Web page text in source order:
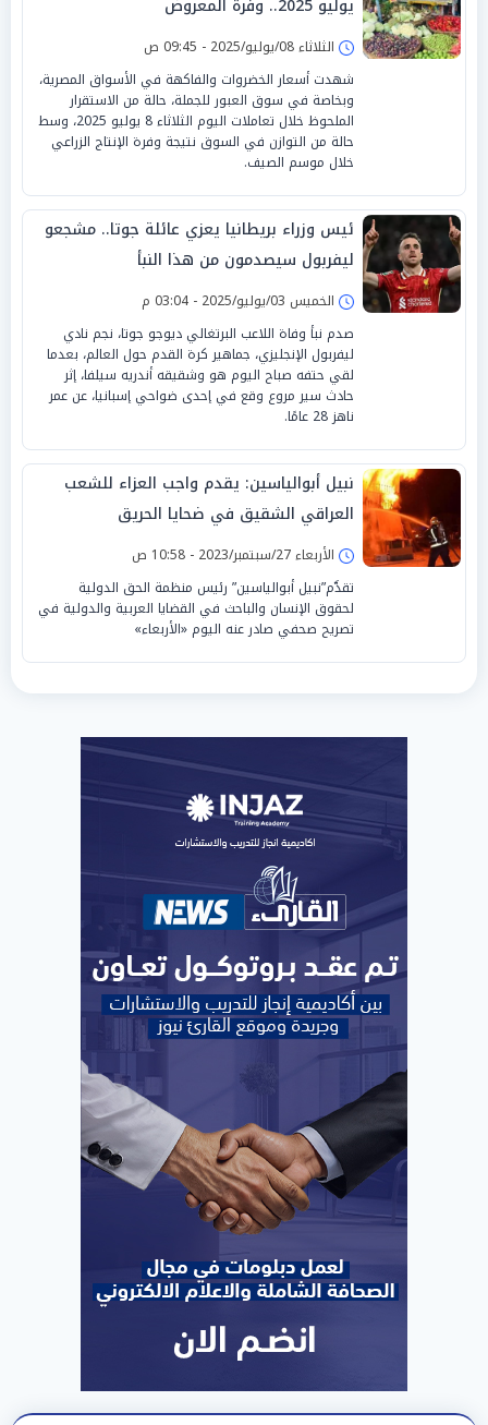
الثلاثاء 08/يوليو/2025 - 09:45 ص
شهدت أسعار الخضروات والفاكهة في الأسواق المصرية،
وبخاصة في سوق العبور للجملة، حالة من الاستقرار
الملحوظ خلال تعاملات اليوم الثلاثاء 8 يوليو 2025، وسط
حالة من التوازن في السوق نتيجة وفرة الإنتاج الزراعي
خلال موسم الصيف.
ئيس وزراء بريطانيا يعزي عائلة جوتا.. مشجعو
ليفربول سيصدمون من هذا النبأ
الخميس 03/يوليو/2025 - 03:04 م
صدم نبأ وفاة اللاعب البرتغالي ديوجو جوتا، نجم نادي
ليفربول الإنجليزي، جماهير كرة القدم حول العالم، بعدما
لقي حتفه صباح اليوم هو وشقيقه أندريه سيلفا، إثر
حادث سير مروع وقع في إحدى ضواحي إسبانيا، عن عمر
ناهز 28 عامًا.
نبيل أبوالياسين: يقدم واجب العزاء للشعب
العراقي الشقيق في ضحايا الحريق
الأربعاء 27/سبتمبر/2023 - 10:58 ص
تقدَّم”نبيل أبوالياسين” رئيس منظمة الحق الدولية
لحقوق الإنسان والباحث في القضايا العربية والدولية في
تصريح صحفي صادر عنه اليوم «الأربعاء»